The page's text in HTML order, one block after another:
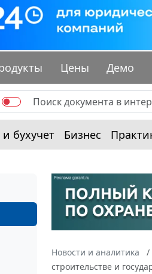
Цены Демо
бухучет Бизнес
Новости и аналитика
строительстве и